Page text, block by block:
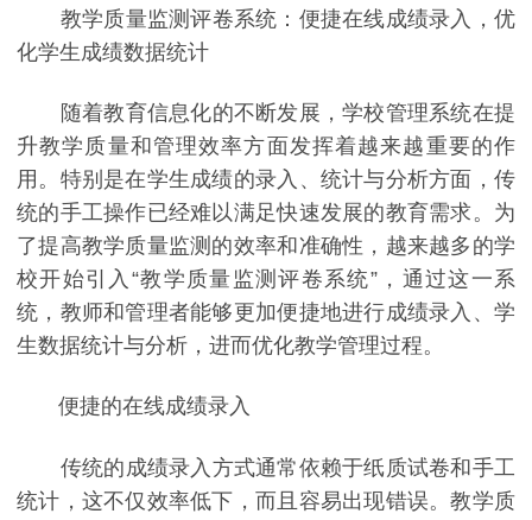
教学质量监测评卷系统：便捷在线成绩录入，优
化学生成绩数据统计
随着教育信息化的不断发展，学校管理系统在提
升教学质量和管理效率方面发挥着越来越重要的作
用。特别是在学生成绩的录入、统计与分析方面，传
统的手工操作已经难以满足快速发展的教育需求。为
了提高教学质量监测的效率和准确性，越来越多的学
校开始引入“教学质量监测评卷系统”，通过这一系
统，教师和管理者能够更加便捷地进行成绩录入、学
生数据统计与分析，进而优化教学管理过程。
便捷的在线成绩录入
传统的成绩录入方式通常依赖于纸质试卷和手工
统计，这不仅效率低下，而且容易出现错误。教学质